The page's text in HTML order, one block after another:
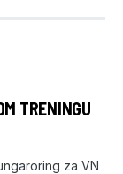
TRENINGU
za VN